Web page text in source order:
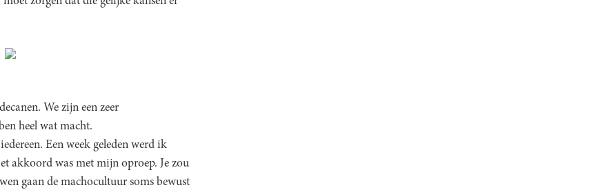
We zijn een zeer
heel wat macht.
Een week geleden werd ik
akkoord was met mijn oproep. Je zou
gaan de machocultuur soms bewust